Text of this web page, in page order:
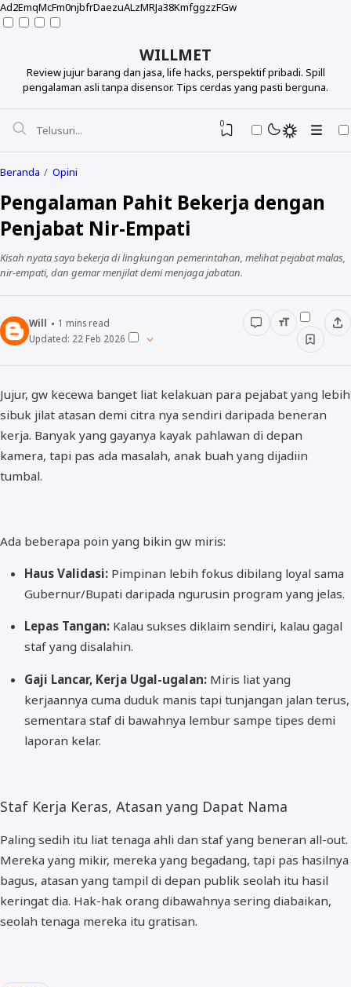
Ad2EmqMcFm0njbfrDaezuALzMRJa38KmfggzzFGw
WILLMET
Review jujur barang dan jasa, life hacks, perspektif pribadi. Spill
pengalaman asli tanpa disensor. Tips cerdas yang pasti berguna.
0
Beranda Opini
Pengalaman Pahit Bekerja dengan
Penjabat Nir-Empati
Kisah nyata saya bekerja di lingkungan pemerintahan, melihat pejabat malas,
nir-empati, dan gemar menjilat demi menjaga jabatan.
Will 1 mins read
Updated: 22 Feb 2026
Jujur, gw kecewa banget liat kelakuan para pejabat yang lebih
sibuk jilat atasan demi citra nya sendiri daripada beneran
kerja. Banyak yang gayanya kayak pahlawan di depan
kamera, tapi pas ada masalah, anak buah yang dijadiin
tumbal.
Ada beberapa poin yang bikin gw miris:
Haus Validasi: Pimpinan lebih fokus dibilang loyal sama
Gubernur/Bupati daripada ngurusin program yang jelas.
Lepas Tangan: Kalau sukses diklaim sendiri, kalau gagal
staf yang disalahin.
Gaji Lancar, Kerja Ugal-ugalan: Miris liat yang
kerjaannya cuma duduk manis tapi tunjangan jalan terus,
sementara staf di bawahnya lembur sampe tipes demi
laporan kelar.
Staf Kerja Keras, Atasan yang Dapat Nama
Paling sedih itu liat tenaga ahli dan staf yang beneran all-out.
Mereka yang mikir, mereka yang begadang, tapi pas hasilnya
bagus, atasan yang tampil di depan publik seolah itu hasil
keringat dia. Hak-hak orang dibawahnya sering diabaikan,
seolah tenaga mereka itu gratisan.